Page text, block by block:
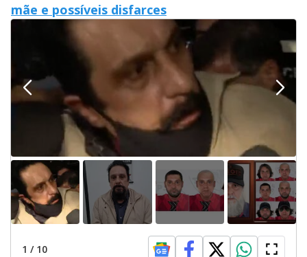
mãe e possíveis disfarces
1 / 10